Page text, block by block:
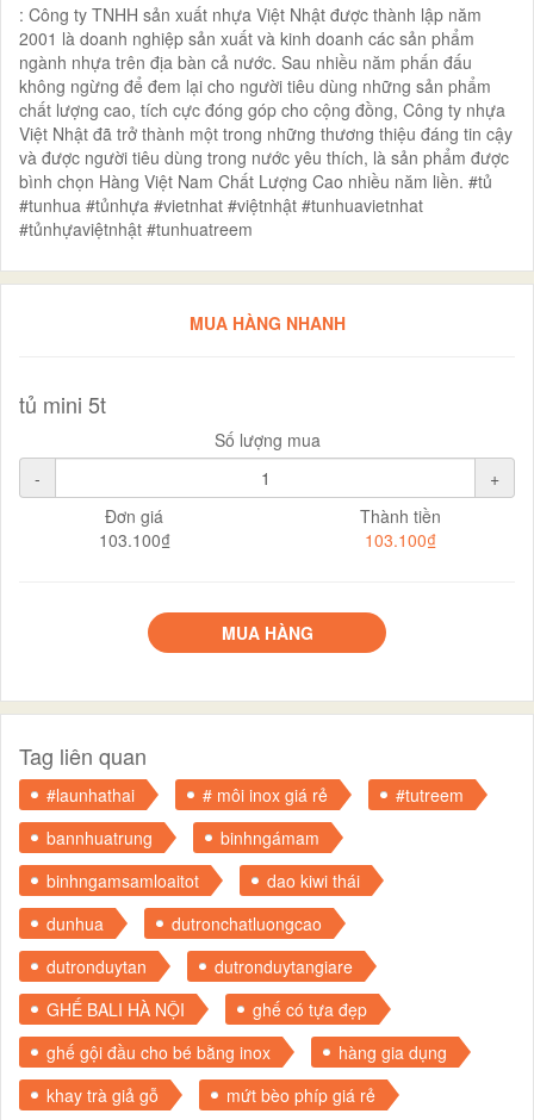
: Công ty TNHH sản xuất nhựa Việt Nhật được thành lập năm
2001 là doanh nghiệp sản xuất và kinh doanh các sản phẩm
ngành nhựa trên địa bàn cả nước. Sau nhiều năm phấn đấu
không ngừng để đem lại cho người tiêu dùng những sản phẩm
chất lượng cao, tích cực đóng góp cho cộng đồng, Công ty nhựa
Việt Nhật đã trở thành một trong những thương thiệu đáng tin cậy
và được người tiêu dùng trong nước yêu thích, là sản phẩm được
bình chọn Hàng Việt Nam Chất Lượng Cao nhiều năm liền. #tủ
#tunhua #tủnhựa #vietnhat #việtnhật #tunhuavietnhat
#tủnhựaviệtnhật #tunhuatreem
MUA HÀNG NHANH
tủ mini 5t
Số lượng mua
-
+
Đơn giá
103.100₫
Thành tiền
103.100₫
MUA HÀNG
Tag liên quan
#launhathai # môi inox giá rẻ
#tutreem
bannhuatrung
binhngámam
binhngamsamloaitot
dao kiwi thái
dunhua
dutronchatluongcao
dutronduytan
dutronduytangiare
GHẾ BALI HÀ NỘI
ghế có tựa đẹp
ghế gội đầu cho bé bằng inox
hàng gia dụng
khay trà giả gỗ
mứt bèo phíp giá rẻ